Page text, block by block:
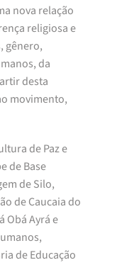
nova relação
religiosa e
gênero,
da
desta
movimento,
de Paz e
de Base
de Silo,
de Caucaia do
Obá Ayrá e
de Educação